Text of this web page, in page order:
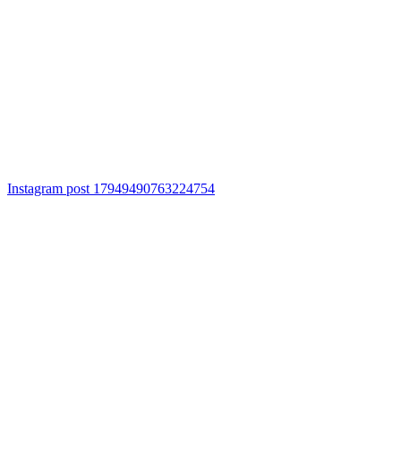
Instagram post 17949490763224754